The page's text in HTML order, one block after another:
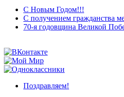
С Новым Годом!!!
С получением гражданства
70-я годовщина Великой
Поздравляем!